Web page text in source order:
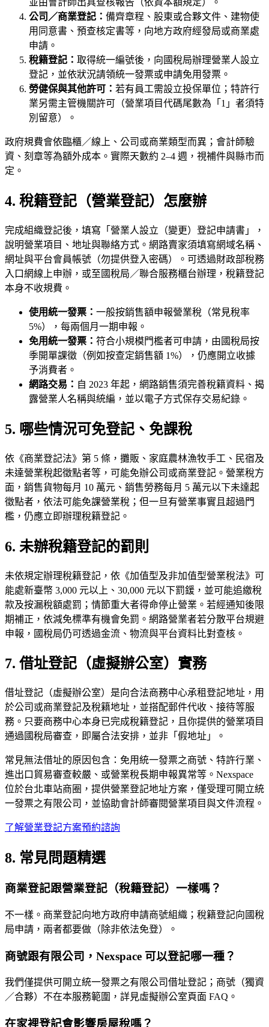
並由會計師出具查核報告（依資本額規定）。
公司／商業登記： 備齊章程、股東或合夥文件、建物使
用同意書、預查核定書等，向地方政府經發局或商業處
申請。
稅籍登記： 取得統一編號後，向國稅局辦理營業人設立
登記，並依狀況請領統一發票或申請免用發票。
勞健保與其他許可： 若有員工需設立投保單位；特許行
業另需主管機關許可（營業項目代碼尾數為「1」者須特
別留意）。
政府規費會依臨櫃／線上、公司或商業類型而異；會計師驗
資、刻章等為額外成本。實際天數約 2–4 週，視補件與縣市而
定。
4. 稅籍登記（營業登記）怎麼辦
完成組織登記後，填寫「營業人設立（變更）登記申請書」，
說明營業項目、地址與聯絡方式。網路賣家須填寫網域名稱、
網址與平台會員帳號（勿提供登入密碼）。可透過財政部稅務
入口網線上申辦，或至國稅局／聯合服務櫃台辦理，稅籍登記
本身不收規費。
使用統一發票： 一般按銷售額申報營業稅（常見稅率
5%），每兩個月一期申報。
免用統一發票： 符合小規模門檻者可申請，由國稅局按
季開單課徵（例如按查定銷售額 1%），仍應開立收據
予消費者。
網路交易： 自 2023 年起，網路銷售須完善稅籍資料、揭
露營業人名稱與統編，並以電子方式保存交易紀錄。
5. 哪些情況可免登記、免課稅
依《商業登記法》第 5 條，攤販、家庭農林漁牧手工、民宿及
未達營業稅起徵點者等，可能免辦公司或商業登記。營業稅方
面，銷售貨物每月 10 萬元、銷售勞務每月 5 萬元以下未達起
徵點者，依法可能免課營業稅；但一旦有營業事實且超過門
檻，仍應立即辦理稅籍登記。
6. 未辦稅籍登記的罰則
未依規定辦理稅籍登記，依《加值型及非加值型營業稅法》可
能處新臺幣 3,000 元以上、30,000 元以下罰鍰，並可能追繳稅
款及按漏稅額處罰；情節重大者得命停止營業。若經通知後限
期補正，依減免標準有機會免罰。網路營業者若分散平台規避
申報，國稅局仍可透過金流、物流與平台資料比對查核。
7. 借址登記（虛擬辦公室）實務
借址登記（虛擬辦公室）是向合法商務中心承租登記地址，用
於公司或商業登記及稅籍地址，並搭配郵件代收、接待等服
務。只要商務中心本身已完成稅籍登記，且你提供的營業項目
通過國稅局審查，即屬合法安排，並非「假地址」。
常見無法借址的原因包含：免用統一發票之商號、特許行業、
進出口貿易審查較嚴、或營業稅長期申報異常等。Nexspace
位於台北車站商圈，提供營業登記地址方案，僅受理可開立統
一發票之有限公司，並協助會計師審閱營業項目與文件流程。
了解營業登記方案預約諮詢
8. 常見問題精選
商業登記跟營業登記（稅籍登記）一樣嗎？
不一樣。商業登記向地方政府申請商號組織；稅籍登記向國稅
局申請，兩者都要做（除非依法免登）。
商號跟有限公司，Nexspace 可以登記哪一種？
我們僅提供可開立統一發票之有限公司借址登記；商號（獨資
／合夥）不在本服務範圍，詳見虛擬辦公室頁面 FAQ。
在家裡登記會影響房屋稅嗎？